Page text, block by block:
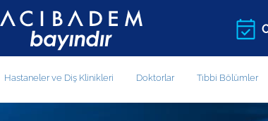
Hastaneler ve Diş Klinikleri Doktorlar Tıbbi Bölümler